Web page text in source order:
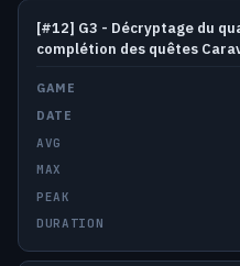
[#12] G3 - Décryptage du
complétion des quêtes